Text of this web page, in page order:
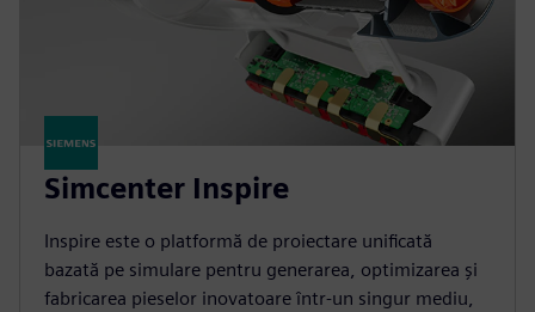
Simcenter Inspire
Inspire este o platformă de proiectare unificată
bazată pe simulare pentru generarea, optimizarea și
fabricarea pieselor inovatoare într-un singur mediu,